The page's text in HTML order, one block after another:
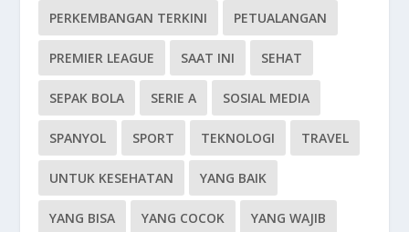
PERKEMBANGAN TERKINI PETUALANGAN
PREMIER LEAGUE SAAT INI SEHAT
SEPAK BOLA SERIE A SOSIAL MEDIA
SPANYOL SPORT TEKNOLOGI TRAVEL
UNTUK KESEHATAN YANG BAIK
YANG BISA YANG COCOK YANG WAJIB